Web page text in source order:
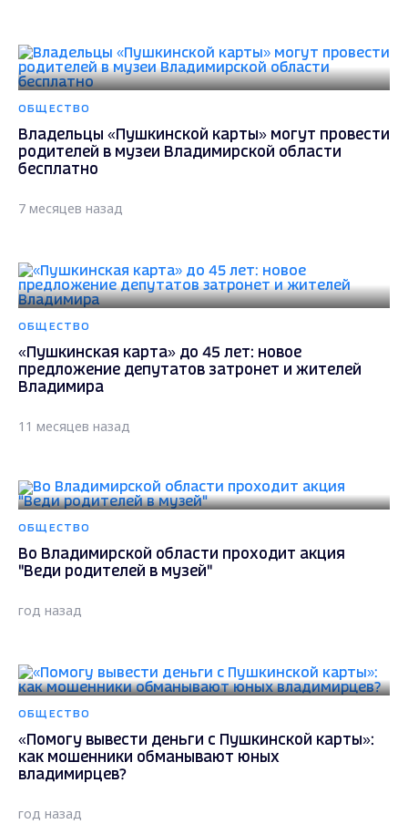
ОБЩЕСТВО
Владельцы «Пушкинской карты» могут провести
родителей в музеи Владимирской области
бесплатно
7 месяцев назад
ОБЩЕСТВО
«Пушкинская карта» до 45 лет: новое
предложение депутатов затронет и жителей
Владимира
11 месяцев назад
ОБЩЕСТВО
Во Владимирской области проходит акция
"Веди родителей в музей"
год назад
ОБЩЕСТВО
«Помогу вывести деньги с Пушкинской карты»:
как мошенники обманывают юных
владимирцев?
год назад